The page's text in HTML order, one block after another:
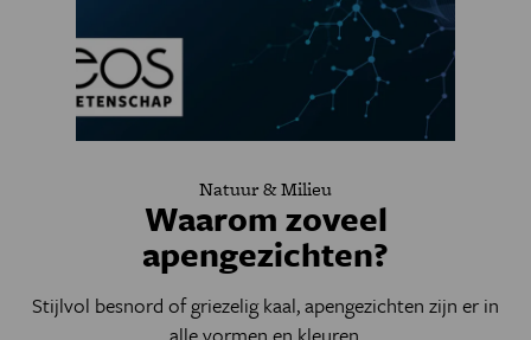
Natuur & Milieu
Waarom zoveel
apengezichten?
Stijlvol besnord of griezelig kaal, apengezichten zijn er in